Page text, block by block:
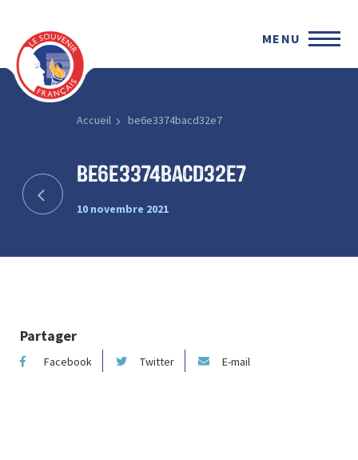
MENU
Accueil be6e3374bacd32e7
be6e3374bacd32e7
10 novembre 2021
Partager
Facebook Twitter E-mail